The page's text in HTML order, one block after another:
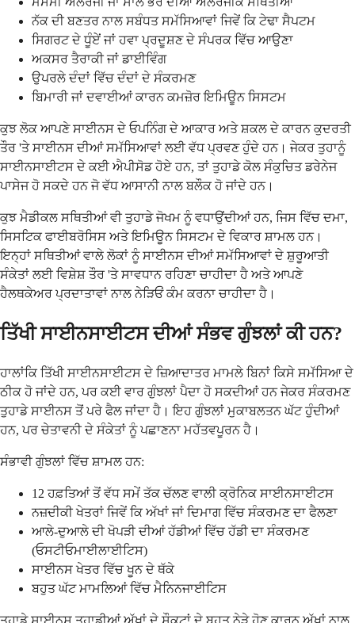
ਨੱਕ ਦੀ ਬਣਤਰ ਨਾਲ ਸਬੰਧਤ ਸਮੱਸਿਆਵਾਂ ਜਿਵੇਂ ਕਿ ਟੇਢਾ ਸੈਪਟਮ
ਸਿਗਰਟ ਦੇ ਧੂੰਏਂ ਜਾਂ ਹਵਾ ਪ੍ਰਦੂਸ਼ਣ ਦੇ ਸੰਪਰਕ ਵਿੱਚ ਆਉਣਾ
ਅਕਸਰ ਤੈਰਾਕੀ ਜਾਂ ਡਾਈਵਿੰਗ
ਉਪਰਲੇ ਦੰਦਾਂ ਵਿੱਚ ਦੰਦਾਂ ਦੇ ਸੰਕਰਮਣ
ਬਿਮਾਰੀ ਜਾਂ ਦਵਾਈਆਂ ਕਾਰਨ ਕਮਜ਼ੋਰ ਇਮਿਊਨ ਸਿਸਟਮ
ਕੁਝ ਲੋਕ ਆਪਣੇ ਸਾਈਨਸ ਦੇ ਓਪਨਿੰਗ ਦੇ ਆਕਾਰ ਅਤੇ ਸ਼ਕਲ ਦੇ ਕਾਰਨ ਕੁਦਰਤੀ
ਤੌਰ 'ਤੇ ਸਾਈਨਸ ਦੀਆਂ ਸਮੱਸਿਆਵਾਂ ਲਈ ਵੱਧ ਪ੍ਰਵਣ ਹੁੰਦੇ ਹਨ। ਜੇਕਰ ਤੁਹਾਨੂੰ
ਸਾਈਨਸਾਈਟਸ ਦੇ ਕਈ ਐਪੀਸੋਡ ਹੋਏ ਹਨ, ਤਾਂ ਤੁਹਾਡੇ ਕੋਲ ਸੰਕੁਚਿਤ ਡਰੇਨੇਜ
ਪਾਸੇਜ ਹੋ ਸਕਦੇ ਹਨ ਜੋ ਵੱਧ ਆਸਾਨੀ ਨਾਲ ਬਲੌਕ ਹੋ ਜਾਂਦੇ ਹਨ।
ਕੁਝ ਮੈਡੀਕਲ ਸਥਿਤੀਆਂ ਵੀ ਤੁਹਾਡੇ ਜੋਖਮ ਨੂੰ ਵਧਾਉਂਦੀਆਂ ਹਨ, ਜਿਸ ਵਿੱਚ ਦਮਾ,
ਸਿਸਟਿਕ ਫਾਈਬਰੋਸਿਸ ਅਤੇ ਇਮਿਊਨ ਸਿਸਟਮ ਦੇ ਵਿਕਾਰ ਸ਼ਾਮਲ ਹਨ।
ਇਨ੍ਹਾਂ ਸਥਿਤੀਆਂ ਵਾਲੇ ਲੋਕਾਂ ਨੂੰ ਸਾਈਨਸ ਦੀਆਂ ਸਮੱਸਿਆਵਾਂ ਦੇ ਸ਼ੁਰੂਆਤੀ
ਸੰਕੇਤਾਂ ਲਈ ਵਿਸ਼ੇਸ਼ ਤੌਰ 'ਤੇ ਸਾਵਧਾਨ ਰਹਿਣਾ ਚਾਹੀਦਾ ਹੈ ਅਤੇ ਆਪਣੇ
ਹੈਲਥਕੇਅਰ ਪ੍ਰਦਾਤਾਵਾਂ ਨਾਲ ਨੇੜਿਓਂ ਕੰਮ ਕਰਨਾ ਚਾਹੀਦਾ ਹੈ।
ਤਿੱਖੀ ਸਾਈਨਸਾਈਟਸ ਦੀਆਂ ਸੰਭਵ ਗੁੰਝਲਾਂ ਕੀ ਹਨ?
ਹਾਲਾਂਕਿ ਤਿੱਖੀ ਸਾਈਨਸਾਈਟਸ ਦੇ ਜ਼ਿਆਦਾਤਰ ਮਾਮਲੇ ਬਿਨਾਂ ਕਿਸੇ ਸਮੱਸਿਆ ਦੇ
ਠੀਕ ਹੋ ਜਾਂਦੇ ਹਨ, ਪਰ ਕਈ ਵਾਰ ਗੁੰਝਲਾਂ ਪੈਦਾ ਹੋ ਸਕਦੀਆਂ ਹਨ ਜੇਕਰ ਸੰਕਰਮਣ
ਤੁਹਾਡੇ ਸਾਈਨਸ ਤੋਂ ਪਰੇ ਫੈਲ ਜਾਂਦਾ ਹੈ। ਇਹ ਗੁੰਝਲਾਂ ਮੁਕਾਬਲਤਨ ਘੱਟ ਹੁੰਦੀਆਂ
ਹਨ, ਪਰ ਚੇਤਾਵਨੀ ਦੇ ਸੰਕੇਤਾਂ ਨੂੰ ਪਛਾਣਨਾ ਮਹੱਤਵਪੂਰਨ ਹੈ।
ਸੰਭਾਵੀ ਗੁੰਝਲਾਂ ਵਿੱਚ ਸ਼ਾਮਲ ਹਨ:
12 ਹਫ਼ਤਿਆਂ ਤੋਂ ਵੱਧ ਸਮੇਂ ਤੱਕ ਚੱਲਣ ਵਾਲੀ ਕ੍ਰੋਨਿਕ ਸਾਈਨਸਾਈਟਸ
ਨਜ਼ਦੀਕੀ ਖੇਤਰਾਂ ਜਿਵੇਂ ਕਿ ਅੱਖਾਂ ਜਾਂ ਦਿਮਾਗ ਵਿੱਚ ਸੰਕਰਮਣ ਦਾ ਫੈਲਣਾ
ਆਲੇ-ਦੁਆਲੇ ਦੀ ਖੋਪੜੀ ਦੀਆਂ ਹੱਡੀਆਂ ਵਿੱਚ ਹੱਡੀ ਦਾ ਸੰਕਰਮਣ
(ਓਸਟੀਓਮਾਈਲਾਈਟਿਸ)
ਸਾਈਨਸ ਖੇਤਰ ਵਿੱਚ ਖੂਨ ਦੇ ਥੱਕੇ
ਬਹੁਤ ਘੱਟ ਮਾਮਲਿਆਂ ਵਿੱਚ ਮੈਨਿਨਜਾਈਟਿਸ
ਤੁਹਾਡੇ ਸਾਈਨਸ ਤੁਹਾਡੀਆਂ ਅੱਖਾਂ ਦੇ ਸੌਕਟਾਂ ਦੇ ਬਹੁਤ ਨੇੜੇ ਹੋਣ ਕਾਰਨ ਅੱਖਾਂ ਨਾਲ